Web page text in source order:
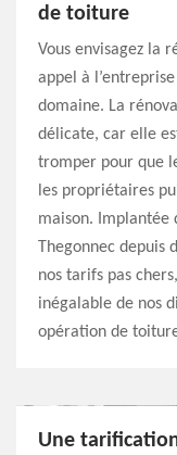
de toiture
Vous envisagez la
appel à
domaine. La
délicate, car elle
tromper pour que
les propriétaires
maison. Implantée
Thegonnec depuis
nos tarifs pas
inégalable de nos
opération de
Une